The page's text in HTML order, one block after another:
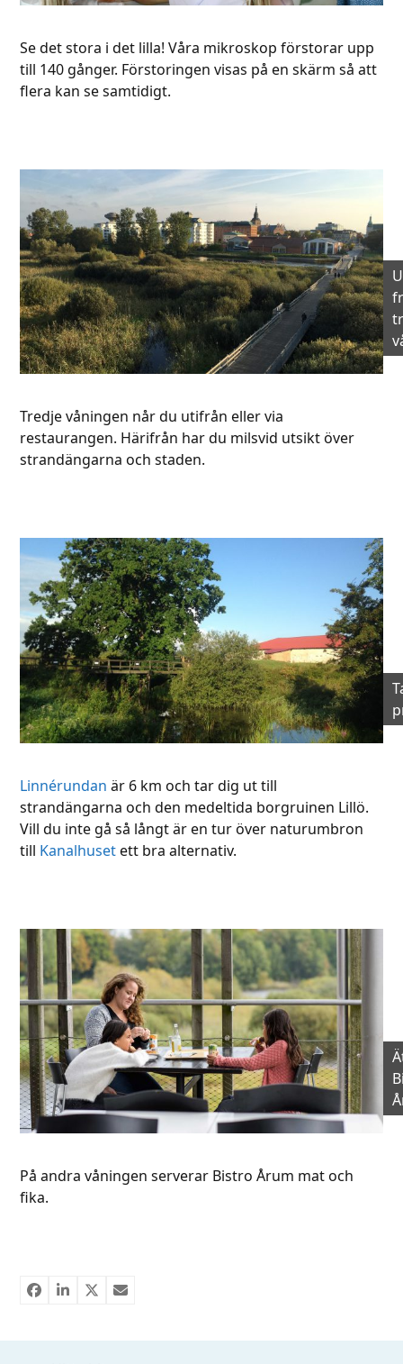
Se det stora i det lilla! Våra mikroskop förstorar upp
till 140 gånger. Förstoringen visas på en skärm så att
flera kan se samtidigt.
Tredje våningen når du utifrån eller via
restaurangen. Härifrån har du milsvid utsikt över
strandängarna och staden.
Linnérundan är 6 km och tar dig ut till
strandängarna och den medeltida borgruinen Lillö.
Vill du inte gå så långt är en tur över naturumbron
till Kanalhusetett bra alternativ.
På andra våningen serverar Bistro Årum mat och
fika.